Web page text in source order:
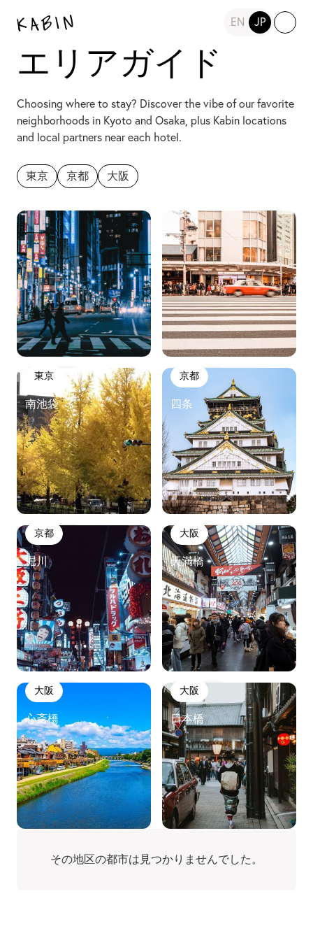
EN JP
エリアガイド
Choosing where to stay? Discover the vibe of our favorite
neighborhoods in Kyoto and Osaka, plus Kabin locations
and local partners near each hotel.
東京 京都 大阪
東京
南池袋
京都
四条
京都
堀川
大阪
天満橋
大阪
心斎橋
大阪
日本橋
その地区の都市は見つかりませんでした。